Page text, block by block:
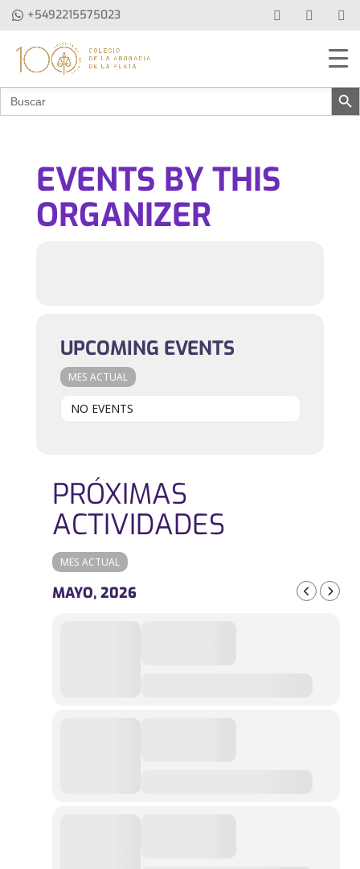
+5492215575023
Buscar: Botón de
EVENTS BY THIS
ORGANIZER
UPCOMING EVENTS
MES ACTUAL
NO EVENTS
PRÓXIMAS
ACTIVIDADES
MES ACTUAL
MAYO, 2026